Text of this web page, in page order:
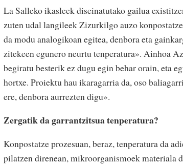
La Salleko ikasleek diseinatutako gailua
zuten udal langileek Zizurkilgo auzo
da modu analogikoan egitea, denbora eta
zitekeen egunero neurtu tenperatura». Ainhoa
begiratu besterik ez dugu egin behar orain, eta
hortxe. Proiektu hau ikaragarria da, oso
ere, denbora aurrezten digu».
Zergatik da garrantzitsua tenperatura?
Konpostatze prozesuan, beraz, tenperatura da
pilatzen direnean, mikroorganismoek materiala